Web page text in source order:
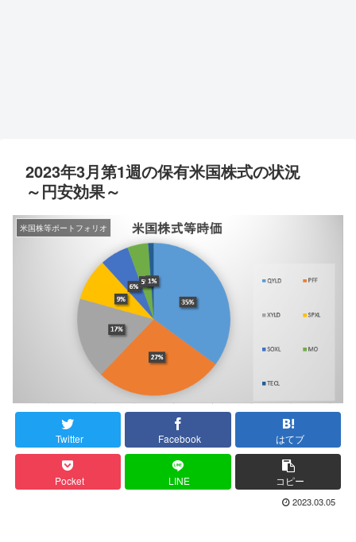
2023年3月第1週の保有米国株式の状況
～円安効果～
米国株等ポートフォリオ
Twitter Facebook はてブ
Pocket LINE コピー
2023.03.05